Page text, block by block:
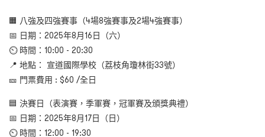
🟧 八強及四強賽事（4場8強賽事及2場4強賽事）
📅 日期：2025年8月16日（六）
⏲ 時間：10:00 - 20:30
📍 地點： 宣道國際學校（荔枝角瓊林街33號）
🎫 門票費用 : $60 /全日
🟦 決賽日（表演賽，季軍賽，冠軍賽及頒獎典禮）
📅 日期：2025年8月17日（日）
⏲ 時間：12:00 - 19:30